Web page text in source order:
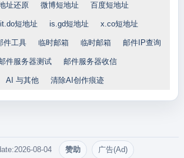
址还原 微博短地址 百度短地址
短地址 is.gd短地址 x.co短地址
件工具 临时邮箱 临时邮箱 邮件IP查询
件服务器测试 邮件服务器收信
AI 与其他 清除AI创作痕迹
08-04 赞助 广告(Ad)